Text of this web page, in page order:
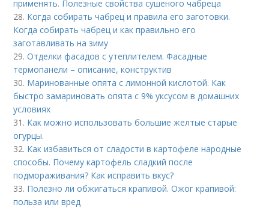
применять. Полезные свойства сушеного чабреца
28. Когда собирать чабрец и правила его заготовки.
Когда собирать чабрец и как правильно его
заготавливать на зиму
29.Отделки фасадов с утеплителем. Фасадные
термопанели – описание, конструктив
30. Маринованные опята с лимонной кислотой. Как
быстро замариновать опята с 9% уксусом в домашних
условиях
31. Как можно использовать большие желтые старые
огурцы.
32. Как избавиться от сладости в картофеле народные
способы. Почему картофель сладкий после
подмораживания? Как исправить вкус?
33. Полезно ли обжигаться крапивой. Ожог крапивой:
польза или вред